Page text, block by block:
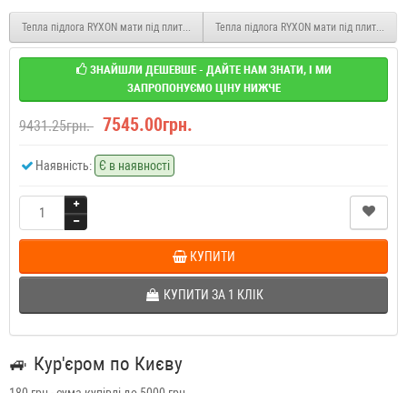
Тепла підлога RYXON мати під плитку HM-200 500Вт 2.5 м2Тепла підлога RYXON мати під плитку
ЗНАЙШЛИ ДЕШЕВШЕ - ДАЙТЕ НАМ ЗНАТИ, І МИ
ЗАПРОПОНУЄМО ЦІНУ НИЖЧЕ
9431.25грн. 7545.00грн.
Наявність: Є в наявності
КУПИТИ
КУПИТИ ЗА 1 КЛIК
🚙 Кур'єром по Києву